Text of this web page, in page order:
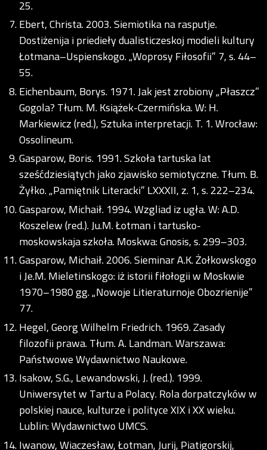
25.
Ebert, Christa. 2003. Siemiotika na rasputje.
Dostiżenija i priedieły dualisticzeskoj modieli kultury
Łotmana–Uspienskogo. „Woprosy Fiłosofii” 7, s. 44–
55.
Eichenbaum, Borys. 1971. Jak jest zrobiony „Płaszcz”
Gogola? Tłum. M. Książek-Czermińska. W: H.
Markiewicz (red.), Sztuka interpretacji. T. 1. Wrocław:
Ossolineum.
Gasparow, Boris. 1991. Szkoła tartuska lat
sześćdziesiątych jako zjawisko semiotyczne. Tłum. B.
Żyłko. „Pamiętnik Literacki” LXXXII, z. 1, s. 222–234.
Gasparow, Michaił. 1994. Wzgliad iz ugła. W: A.D.
Koszelew (red.). Ju.M. Łotman i tartusko-
moskowskaja szkoła. Moskwa: Gnosis, s. 299–303.
Gasparow, Michaił. 2006. Sieminar A.K. Żołkowskogo
i Je.M. Mieletinskogo: iż istorii fiłołogii w Moskwie
1970–1980 gg. „Nowoje Litieraturnoje Obozrienije”
77.
Hegel, Georg Wilhelm Friedrich. 1969. Zasady
filozofii prawa. Tłum. A. Landman. Warszawa:
Państwowe Wydawnictwo Naukowe.
Isakow, S.G., Lewandowski, J. (red.). 1999.
Uniwersytet w Tartu a Polacy. Rola dorpatczyków w
polskiej nauce, kulturze i polityce XIX i XX wieku.
Lublin: Wydawnictwo UMCS.
Iwanow, Wiaczesław, Łotman, Jurij, Piatigorskij,